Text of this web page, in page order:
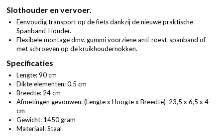
Slothouder en vervoer.
Eenvoudig transport op de fiets dankzij de nieuwe praktische
Spanband-Houder.
Flexibele montage dmv. gummi voorziene anti-roest-spanband of
met schroeven op de kruikhoudernokken.
Specificaties
Lengte: 90 cm
Dikte elementen: 0.5 cm
Breedte: 24 cm
Afmetingen gevouwen: (Lengte x Hoogte x Breedte) 23,5 x 6,5 x 4
cm
Gewicht: 1450 gram
Materiaal: Staal